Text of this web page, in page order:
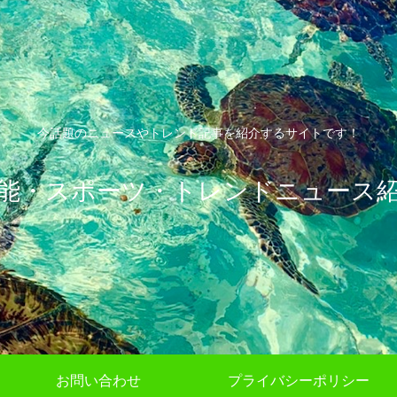
今話題のニュースやトレンド記事を紹介するサイトです！
・スポーツ・トレンドニュース
お問い合わせ プライバシーポリシー